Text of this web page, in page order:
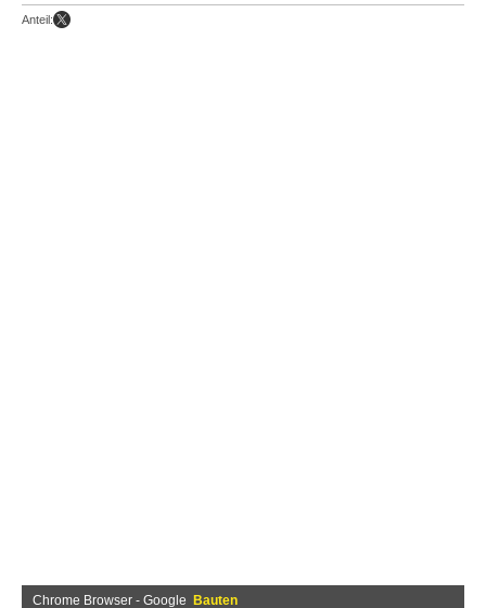
Anteil:
Chrome Browser - Google Bauten